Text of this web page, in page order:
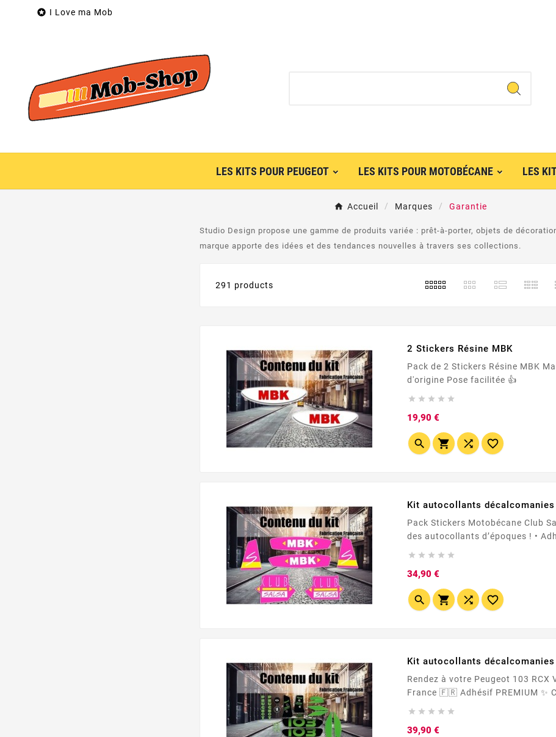
 I Love ma Mob
LES KITS POUR PEUGEOT LES KITS POUR MOTOBÉCANE LES
Accueil Marques Garantie
Studio Design propose une gamme de produits variée : prêt-à-porter, objets de
marque apporte des idées et des tendances nouvelles à travers ses collections.
291 products
2 Stickers Résine MBK
Pack de 2 Stickers Résine MBK Made In France 🇫🇷 Adhésif PREMIUM ✨ Couleurs
d'origine Pose facilitée 👍
    
19,90 €Prix
   
Kit autocollants décalcomanies
Pack Stickers Motobécane Club Salsa Rose • Pack stickers
des autocollants d’époques ! • Adhésif Premium ! • Pose sans Bulles ! •
    
34,90 €Prix
   
Kit autocollants
Rendez à votre Peugeot 103 RCX Vert ses blasons d'origine (ou presque)
    
39,90 €Prix